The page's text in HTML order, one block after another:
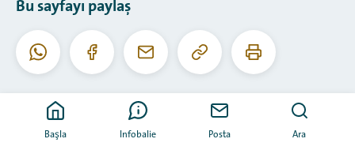
Başla Infobalie Posta Ara
Bu sayfayı paylaş
WhatsappFacebookE-
Bu
URL'yi
Bu
sayfayı